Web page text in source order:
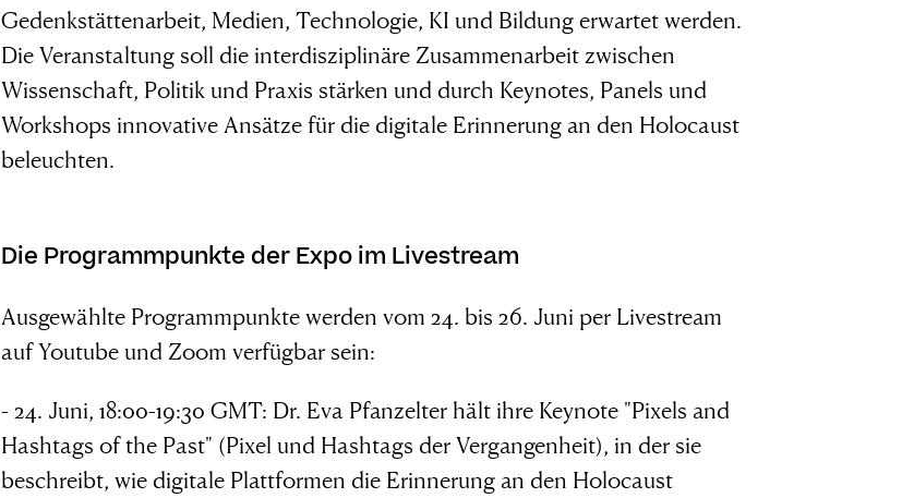
Gedenkstättenarbeit, Medien, Technologie, KI und Bildung erwartet werden.
Die Veranstaltung soll die interdisziplinäre Zusammenarbeit zwischen
Wissenschaft, Politik und Praxis stärken und durch Keynotes, Panels und
Workshops innovative Ansätze für die digitale Erinnerung an den Holocaust
beleuchten.
Die Programmpunkte der Expo im Livestream
Ausgewählte Programmpunkte werden vom 24. bis 26. Juni per Livestream
auf Youtube und Zoom verfügbar sein:
- 24. Juni, 18:00-19:30 GMT: Dr. Eva Pfanzelter hält ihre Keynote "Pixels and
Hashtags of the Past" (Pixel und Hashtags der Vergangenheit), in der sie
beschreibt, wie digitale Plattformen die Erinnerung an den Holocaust